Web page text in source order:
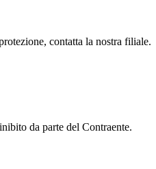
contatta la nostra filiale.
da parte del Contraente.